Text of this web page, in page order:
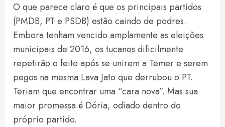
O que parece claro é que os principais partidos
(PMDB, PT e PSDB) estão caindo de podres.
Embora tenham vencido amplamente as eleições
municipais de 2016, os tucanos dificilmente
repetirão o feito após se unirem a Temer e serem
pegos na mesma Lava Jato que derrubou o PT.
Teriam que encontrar uma “cara nova”. Mas sua
maior promessa é Dória, odiado dentro do
próprio partido.